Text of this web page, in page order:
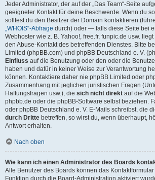
Jeder Administrator, der auf der „Das Team“-Seite
geeigneter Kontakt für deine Beschwerde. Wenn du
solltest du den Besitzer der Domain kontaktieren
„WHOIS“-Abfrage durch) oder — falls diese Seite bei
Webhoster wie z. B. Yahoo!, free.fr, funpic.de usw.
den Abuse-Kontakt des betreffenden Dienstes. Bitte
Limited (phpBB.com) und phpBB Deutschland e. V.
Einfluss auf die Benutzung oder den oder die
haben und dafür in keiner Weise zur Verantwortung
können. Kontaktiere daher nie phpBB Limited oder
Zusammenhang mit jeglichen juristischen Fragen
Haftungsfragen usw.), die sich nicht direkt auf die
phpbb.de oder die phpBB-Software selbst beziehen.
oder phpBB Deutschland e. V. E-Mails schreibst, die
durch Dritte betreffen, so wirst du, wenn überhaupt,
Antwort erhalten.
Nach oben
Wie kann ich einen Administrator des Boards
Alle Benutzer des Boards können das
Funktion durch die Board-Administration aktiviert